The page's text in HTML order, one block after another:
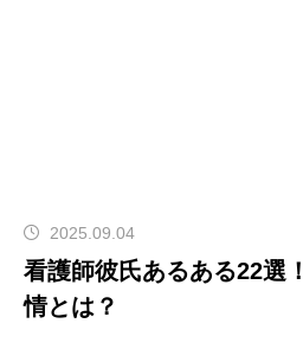
2025.09.04
看護師彼氏あるある22選
情とは？